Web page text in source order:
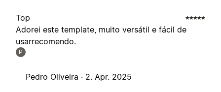
Top
Adorei este template, muito versátil e fácil de
usarrecomendo.
P
Pedro Oliveira · 2. Apr. 2025